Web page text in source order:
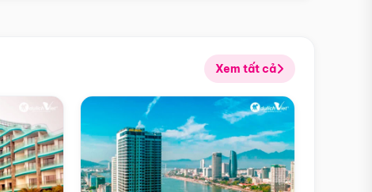
Xem tất cả